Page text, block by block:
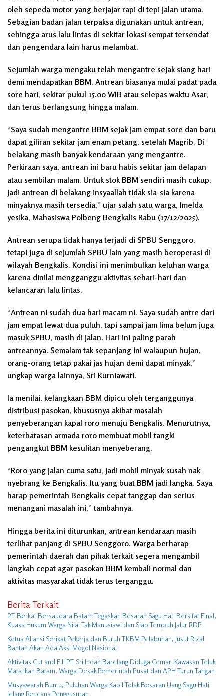
oleh sepeda motor yang berjajar rapi di tepi jalan utama.
Sebagian badan jalan terpaksa digunakan untuk antrean,
sehingga arus lalu lintas di sekitar lokasi sempat tersendat
dan pengendara lain harus melambat.
Sejumlah warga mengaku telah mengantre sejak siang hari
demi mendapatkan BBM. Antrean biasanya mulai padat pada
sore hari, sekitar pukul 15.00 WIB atau selepas waktu Asar,
dan terus berlangsung hingga malam.
“Saya sudah mengantre BBM sejak jam empat sore dan baru
dapat giliran sekitar jam enam petang, setelah Magrib. Di
belakang masih banyak kendaraan yang mengantre.
Perkiraan saya, antrean ini baru habis sekitar jam delapan
atau sembilan malam. Untuk stok BBM sendiri masih cukup,
jadi antrean di belakang insyaallah tidak sia-sia karena
minyaknya masih tersedia,” ujar salah satu warga, Imelda
yesika, Mahasiswa Polbeng Bengkalis Rabu (17/12/2025).
Antrean serupa tidak hanya terjadi di SPBU Senggoro,
tetapi juga di sejumlah SPBU lain yang masih beroperasi di
wilayah Bengkalis. Kondisi ini menimbulkan keluhan warga
karena dinilai mengganggu aktivitas sehari-hari dan
kelancaran lalu lintas.
“Antrean ni sudah dua hari macam ni. Saya sudah antre dari
jam empat lewat dua puluh, tapi sampai jam lima belum juga
masuk SPBU, masih di jalan. Hari ini paling parah
antreannya. Semalam tak sepanjang ini walaupun hujan,
orang-orang tetap pakai jas hujan demi dapat minyak,”
ungkap warga lainnya, Sri Kurniawati.
Ia menilai, kelangkaan BBM dipicu oleh terganggunya
distribusi pasokan, khususnya akibat masalah
penyeberangan kapal roro menuju Bengkalis. Menurutnya,
keterbatasan armada roro membuat mobil tangki
pengangkut BBM kesulitan menyeberang.
“Roro yang jalan cuma satu, jadi mobil minyak susah nak
nyebrang ke Bengkalis. Itu yang buat BBM jadi langka. Saya
harap pemerintah Bengkalis cepat tanggap dan serius
menangani masalah ini,” tambahnya.
Hingga berita ini diturunkan, antrean kendaraan masih
terlihat panjang di SPBU Senggoro. Warga berharap
pemerintah daerah dan pihak terkait segera mengambil
langkah cepat agar pasokan BBM kembali normal dan
aktivitas masyarakat tidak terus terganggu.
Berita Terkait
PT Berkat Bersaudara Batam Tegaskan Besaran Sagu Hati Bersifat Final,
Kuasa Hukum Warga Nilai Tak Manusiawi dan Siap Tempuh Jalur RDP
Ketua Aliansi Serikat Pekerja dan Buruh TKBM Pelabuhan, Jusuf Rizal
Bantah Akan Ada Aksi Mogol Nasional
Aktivitas Cut and Fill PT Sri Indah Barelang Diduga Cemari Kawasan Teluk
Mata Ikan Batam, Warga Desak Pemerintah Pusat dan APH Turun Tangan
Musyawarah Buntu, Puluhan Warga Kabil Tolak Besaran Uang Sagu Hati
Jelang Rencana Penggusuran